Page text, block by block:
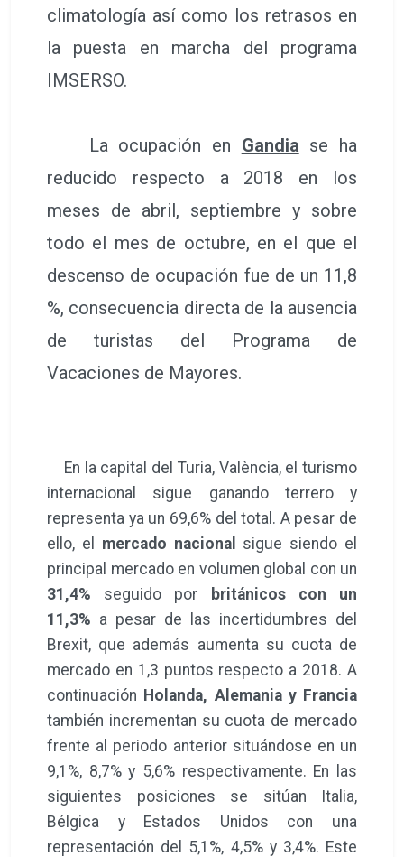
climatología así como los retrasos en
la puesta en marcha del programa
IMSERSO.
La ocupación en Gandia se ha
reducido respecto a 2018 en los
meses de abril, septiembre y sobre
todo el mes de octubre, en el que el
descenso de ocupación fue de un 11,8
%, consecuencia directa de la ausencia
de turistas del Programa de
Vacaciones de Mayores.
En la capital del Turia, València, el turismo
internacional sigue ganando terrero y
representa ya un 69,6% del total. A pesar de
ello, el mercado nacional
sigue siendo el
principal mercado en volumen global con un
31,4% seguido por
británicos con un
11,3% a pesar de las incertidumbres del
Brexit, que además aumenta su cuota de
mercado en 1,3 puntos respecto a 2018. A
continuación Holanda, Alemania y Francia
también incrementan su cuota de mercado
frente al periodo anterior situándose en un
9,1%, 8,7% y 5,6% respectivamente. En las
siguientes posiciones se sitúan Italia,
Bélgica y Estados Unidos con una
representación del 5,1%, 4,5% y 3,4%. Este